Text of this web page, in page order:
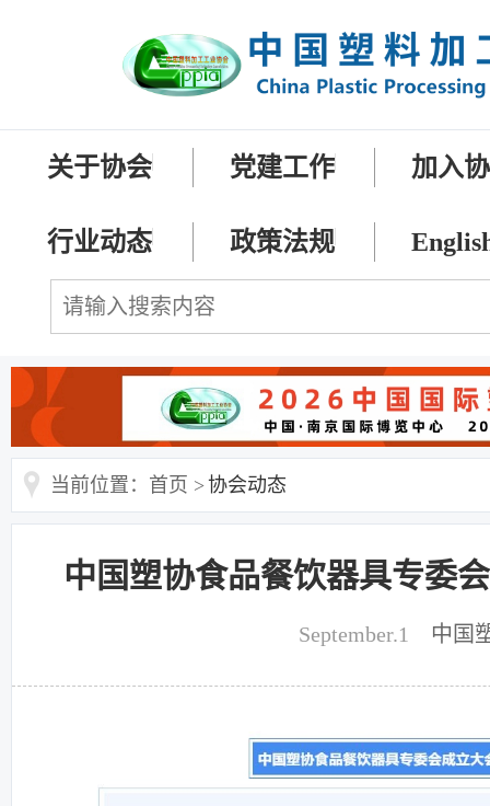
关于协会 党建工作 加入
行业动态 政策法规
当前位置：首页 >协会动态
中国塑协食品餐饮器具专委
September.1 中国